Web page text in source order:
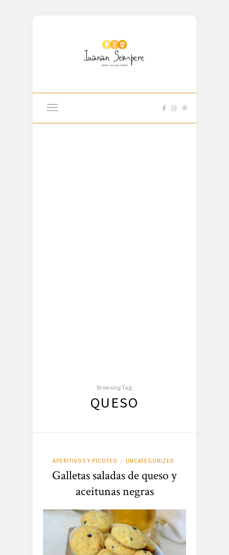
Browsing Tag:
QUESO
APERITIVOS Y PICOTEO / UNCATEGORIZED
Galletas saladas de queso y
aceitunas negras